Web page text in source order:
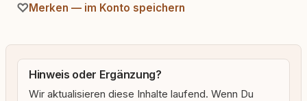
Merken — im Konto speichern
Hinweis oder Ergänzung?
Wir aktualisieren diese Inhalte laufend. Wenn Du